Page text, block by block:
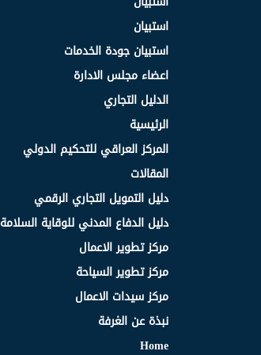
استبيان
استبيان جودة الخدمات
اعضاء مجلس الادارة
الدليل التجاري
الرئيسية
المركز العراقي للتحكيم الدولي
المقالات
دليل التمويل التجاري الرقمي
دليل الدفاع المدني للوقاية السلامة
مركز تطوير الاعمال
مركز تطوير السياحة
مركز سيدات الاعمال
نبذة عن الغرفة
Home